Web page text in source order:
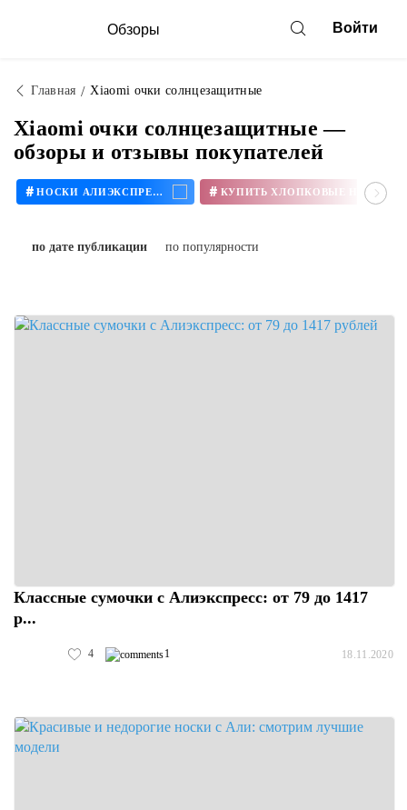
Обзоры Войти
Главная Xiaomi очки солнцезащитные
Xiaomi очки солнцезащитные —
обзоры и отзывы покупателей
# НОСКИ АЛИЭКСПРЕСС # КУПИТЬ ХЛОПКОВЫЕ НОСКИ
по дате публикации по популярности
Классные сумочки с Алиэкспресс: от 79 до 1417
р...
4 1 18.11.2020